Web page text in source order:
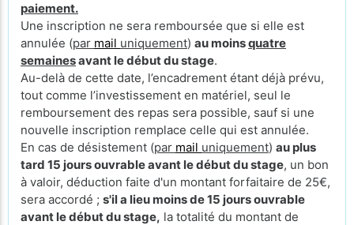
paiement.
Une inscription ne sera remboursée que si elle est
annulée (par mail uniquement) au moinsquatre
semainesavant le début du stage.
Au-delà de cette date, l’encadrement étant déjà prévu,
tout comme l’investissement en matériel, seul le
remboursement des repas sera possible, sauf si une
nouvelle inscription remplace celle qui est annulée.
En cas de désistement (par mail uniquement) au plus
tard 15 jours ouvrable avant le début du stage, un bon
à valoir, déduction faite d'un montant forfaitaire de 25€,
sera accordé ; s'il a lieu moins de 15 jours ouvrable
avant le début du stage, la totalité du montant de